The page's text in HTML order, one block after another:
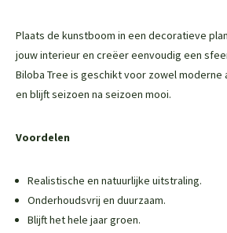
Plaats de kunstboom in een decoratieve
jouw interieur en creëer eenvoudig een
Biloba Tree is geschikt voor zowel moderne
en blijft seizoen na seizoen mooi.
Voordelen
Realistische en natuurlijke uitstraling.
Onderhoudsvrij en duurzaam.
Blijft het hele jaar groen.